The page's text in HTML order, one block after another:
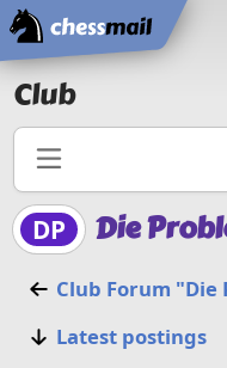
Home
Club
DP Die
Club Forum
Latest postings